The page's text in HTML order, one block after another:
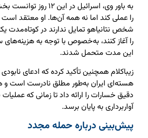
به باور وی، اسرائیل در
را عملی کند اما نه همه آن‌ها. او معتقد است
شخص نتانیاهو تمایل ندارند در
را آغاز کنند، به‌خصوص با توجه به
این مدت متحمل شدند.
زیباکلام همچنین تأکید کرده که ادعای
هسته‌ای ایران به‌طور مطلق نادرست است و
دقیق خسارات را ارائه داد تا زمانی که
آواربرداری به پایان برسد.
پیش‌بینی درباره حمله مجدد